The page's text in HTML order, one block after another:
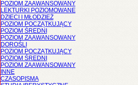
POZIOM ZAAWANSOWANY
LEKTURKI POZIOMOWANE
DZIECI I MŁODZIEŻ
POZIOM POCZĄTKUJĄCY
POZIOM ŚREDNI
POZIOM ZAAWANSOWANY
DOROŚLI
POZIOM POCZĄTKUJĄCY
POZIOM ŚREDNI
POZIOM ZAAWANSOWANY
INNE
CZASOPISMA